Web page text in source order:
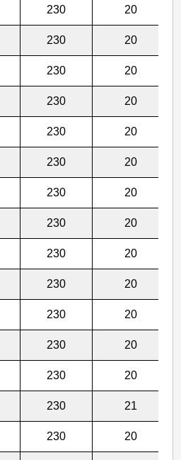
230 20
230 20
230 20
230 20
230 20
230 20
230 20
230 20
230 20
230 20
230 20
230 20
230 20
230 21
230 20